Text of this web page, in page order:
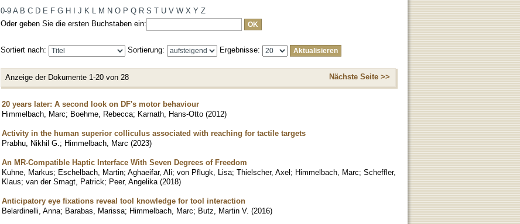
0-9 A B C D E F G H J K L M N O P Q R S T U V W X Y Z
Oder geben Sie die ersten Buchstaben ein:
Sortiert nach: Sortierung: Ergebnisse:
Anzeige der Dokumente 1-20 von 28 Nächste Seite >>
20 years later: A second look on DF's motor behaviour
Himmelbach, Marc; Boehme, Rebecca; Karnath, Hans-Otto (2012)
Activity in the human superior colliculus associated with reaching for tactile targets
Prabhu, Nikhil G. ; Himmelbach, Marc (2023)
An MR-Compatible Haptic Interface With Seven Degrees of Freedom
Kuhne, Markus; Eschelbach, Martin; Aghaeifar, Ali; von Pflugk, Lisa; Thielscher, Axel; Himmelbach, Marc; Scheffler,
Klaus; van der Smagt, Patrick; Peer, Angelika (2018)
Anticipatory eye fixations reveal tool knowledge for tool interaction
Belardinelli, Anna; Barabas, Marissa; Himmelbach, Marc; Butz, Martin V. (2016)